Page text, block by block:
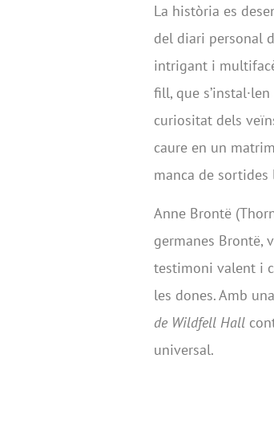
La història es
del diari personal
intrigant i
fill, que
curiositat dels
caure en un
manca de sortides
Anne Brontë
germanes Brontë,
testimoni valent i
les dones. Amb
de Wildfell Hall
universal.